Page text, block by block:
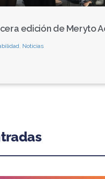
edición de Meryto
, Noticias